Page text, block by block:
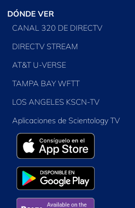
DÓNDE VER
CANAL 320 DE DIRECTV
DIRECTV STREAM
AT&T U-VERSE
TAMPA BAY WFTT
LOS ANGELES KSCN-TV
Aplicaciones de Scientology TV